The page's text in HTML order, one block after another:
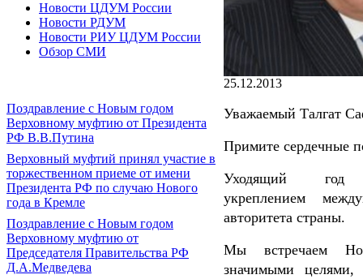
Новости ЦДУМ России
Новости РДУМ
Новости РИУ ЦДУМ России
Обзор СМИ
Поздравление с Новым годом
Верховному муфтию от Президента
РФ В.В.Путина
Верховный муфтий принял участие в
торжественном приеме от имени
Президента РФ по случаю Нового
года в Кремле
Поздравление с Новым годом
Верховному муфтию от
Председателя Правительства РФ
Д.А.Медведева
25.12.2013
Уважаемый Талгат
Примите сердечные
Уходящий год
укреплением
авторитета страны.
Мы встречаем
значимыми целями,